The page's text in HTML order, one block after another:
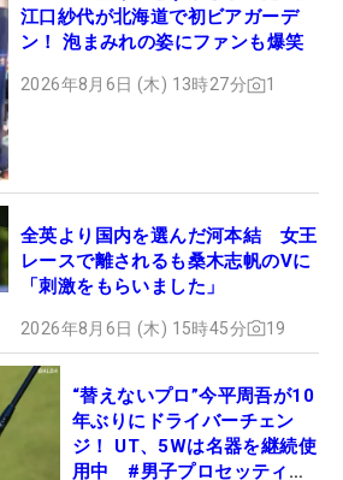
江口紗代が北海道で初ビアガーデ
ン！ 泡まみれの姿にファンも爆笑
2026年8月6日 (木) 13時27分 1
全英より国内を選んだ河本結 女王
レースで離されるも桑木志帆のVに
「刺激をもらいました」
2026年8月6日 (木) 15時45分 19
“替えないプロ”今平周吾が10
年ぶりにドライバーチェン
ジ！ UT、5Wは名器を継続使
用中 #男子プロセッティン